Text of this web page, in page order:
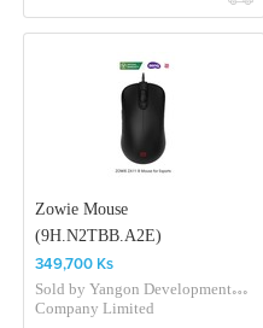
Zowie Mouse
(9H.N2TBB.A2E)
349,700 Ks
Sold byYangon Development
Company Limited